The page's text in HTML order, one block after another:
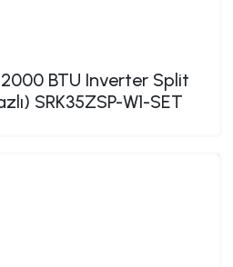
BTU Inverter Split
SRK35ZSP-W1-SET